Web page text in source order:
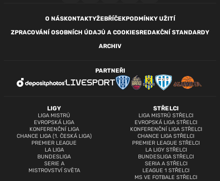
O NÁSKONTAKTYŽEBŘÍČEKPODMÍNKY UŽITÍ
ZPRACOVÁNÍ OSOBNÍCH ÚDAJŮ A COOKIESREDAKČNÍ STANDARDY
ARCHIV
LIGY
LIGA MISTRŮ
EVROPSKÁ LIGA
KONFERENČNÍ LIGA
CHANCE LIGA (1. ČESKÁ LIGA)
PREMIER LEAGUE
LA LIGA
BUNDESLIGA
SERIE A
MISTROVSTVÍ SVĚTA
STŘELCI
LIGA MISTRŮ STŘELCI
EVROPSKÁ LIGA STŘELCI
KONFERENČNÍ LIGA STŘELCI
CHANCE LIGA STŘELCI
PREMIER LEAGUE STŘELCI
LA LIGY STŘELCI
BUNDESLIGA STŘELCI
SERIA A STŘELCI
LEAGUE 1 STŘELCI
MS VE FOTBALE STŘELCI
PARTNEŘI